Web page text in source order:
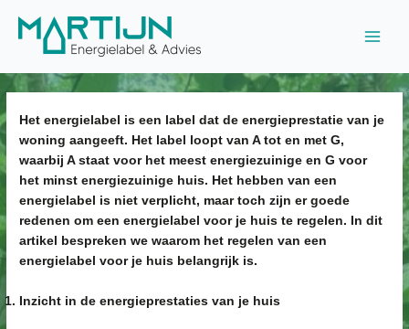
naar
Het energielabel is een label dat de energieprestatie van je
woning aangeeft. Het label loopt van A tot en met G,
waarbij A staat voor het meest energiezuinige en G voor
het minst energiezuinige huis. Het hebben van een
energielabel is niet verplicht, maar toch zijn er goede
redenen om een energielabel voor je huis te regelen. In dit
artikel bespreken we waarom het regelen van een
energielabel voor je huis belangrijk is.
Inzicht in de energieprestaties van je huis